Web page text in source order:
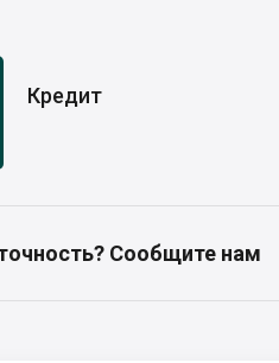
Кредит
Сообщите нам